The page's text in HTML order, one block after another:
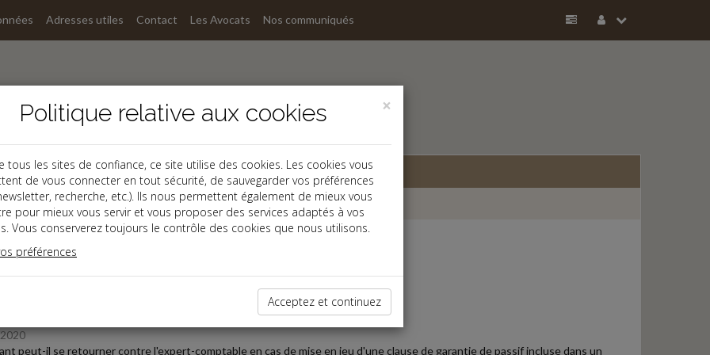
Adresses utiles Contact Les Avocats Nos communiqués
dernières dépêches
peut-il se retourner contre l'expert-comptable en cas de mise en jeu d'une clause de garantie de passif incluse dans un
×
Politique relative aux cookies
tous les sites de confiance, ce site utilise des cookies. Les cookies vous
de vous connecter en tout sécurité, de sauvegarder vos préférences
recherche, etc.). Ils nous permettent également de mieux vous
pour mieux vous servir et vous proposer des services adaptés à vos
Vous conserverez toujours le contrôle des cookies que nous utilisons.
préférences
Acceptez et continuez